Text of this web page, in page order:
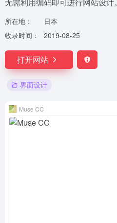
所在地：
日本
收录时间：
2019-08-25
打开网站
界面设计
Muse CC